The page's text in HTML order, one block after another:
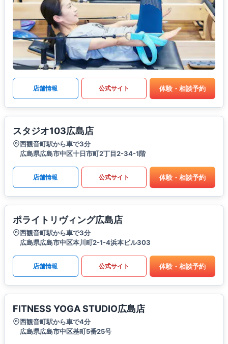
店舗情報 公式サイト 体験・相談予約
スタジオ103広島店
西観音町駅から車で3分
広島県広島市中区十日市町2丁目2-34-1階
店舗情報 公式サイト 体験・相談予約
ポライトリヴィング広島店
西観音町駅から車で3分
広島県広島市中区本川町2-1-4浜本ビル303
店舗情報 公式サイト 体験・相談予約
FITNESS YOGA STUDIO広島店
西観音町駅から車で4分
広島県広島市中区基町5番25号